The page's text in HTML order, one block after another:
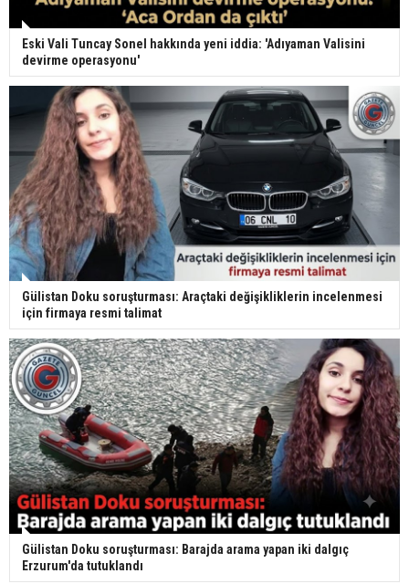
Eski Vali Tuncay Sonel hakkında yeni iddia: 'Adıyaman Valisini
devirme operasyonu'
Gülistan Doku soruşturması: Araçtaki değişikliklerin incelenmesi
için firmaya resmi talimat
Gülistan Doku soruşturması: Barajda arama yapan iki dalgıç
Erzurum'da tutuklandı